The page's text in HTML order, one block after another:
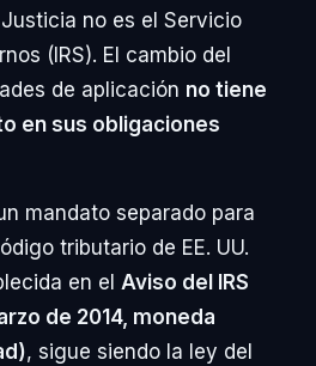
no es el Servicio
(IRS). El cambio del
de aplicación no tiene
en sus obligaciones
mandato separado para
tributario de EE. UU.
en el Aviso del IRS
de 2014, moneda
, sigue siendo la ley del